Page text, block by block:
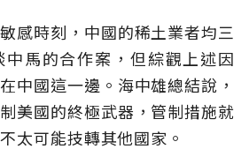
感時刻，中國的稀土業者均三
馬的合作案，但綜觀上述因
中國這一邊。海中雄總結說，
美國的終極武器，管制措施就
太可能技轉其他國家。